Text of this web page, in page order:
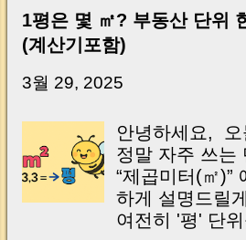
Key Takeaway 혹시 이런 생
신가요? “잔금일… 그냥 돈
닌가요?” 하지만 현장에서 보
습니다. 잔금일은 ‘서류 몇 장
이는 가장 긴장되는 순간 입
중개 현장에서 겪었던 일입
시, 이체 한도에 막혀 송금이
서 계약이 무산될 뻔한 아찔
다. 또 어떤 분은 이렇게 말씀
인데 왜 내 통장으로 안 들어
1평은 몇 ㎡? 부동산 단위
(계산기포함)
3월 29, 2025
안녕하세요, 오
정말 자주 쓰는
“제곱미터(㎡)”
하게 설명드릴
여전히 '평' 단